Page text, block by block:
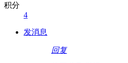
积分
4
发消息
回复